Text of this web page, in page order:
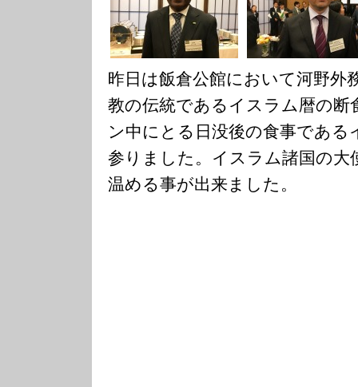
昨日は飯倉公館において河野外
教の伝統であるイスラム暦の断
ン中にとる日没後の食事である
参りました。イスラム諸国の大
温める事が出来ました。